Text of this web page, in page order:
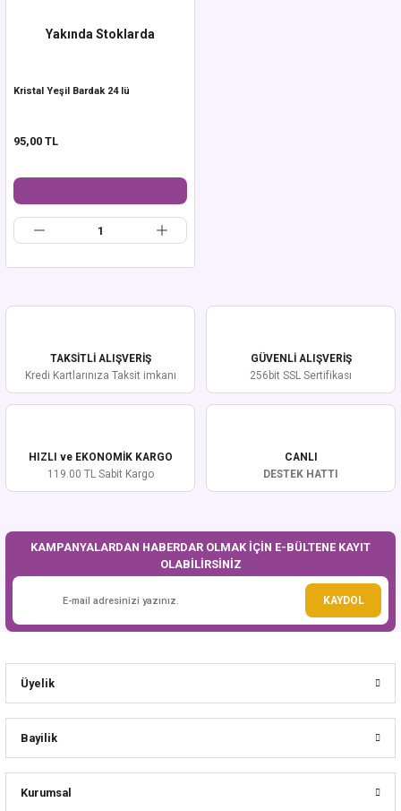
Kristal Yeşil Bardak 24 lü
95,00 TL
Yakında Stoklarda
TAKSİTLİ ALIŞVERİŞ
Kredi Kartlarınıza Taksit imkanı
GÜVENLİ ALIŞVERİŞ
256bit SSL Sertifikası
HIZLI ve EKONOMİK KARGO
119.00 TL Sabit Kargo
CANLI
DESTEK HATTI
KAMPANYALARDAN HABERDAR OLMAK İÇİN E-BÜLTENE KAYIT
OLABİLİRSİNİZ
KAYDOL
Üyelik
Bayilik
Kurumsal